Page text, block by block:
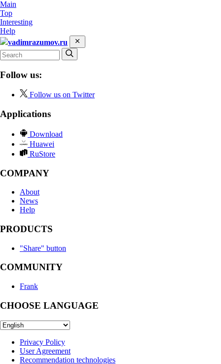
Main
Top
Interesting
Help
vadimrazumov.ru
Follow us:
Follow us on Twitter
Applications
Download
Huawei
RuStore
COMPANY
About
News
Help
PRODUCTS
"Share" button
COMMUNITY
Frank
CHOOSE LANGUAGE
Privacy Policy
User Agreement
Recommendation technologies